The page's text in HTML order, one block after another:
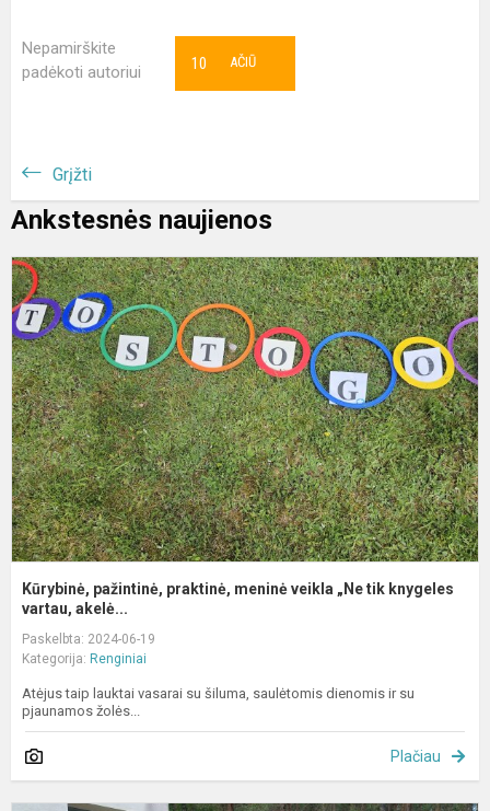
Nepamirškite
padėkoti autoriui
AČIŪ
10
Grįžti
Ankstesnės naujienos
Kūrybinė, pažintinė, praktinė, meninė veikla „Ne tik knygeles
vartau, akelė...
Paskelbta: 2024-06-19
Kategorija: Renginiai
Atėjus taip lauktai vasarai su šiluma, saulėtomis dienomis ir su
pjaunamos žolės...
Plačiau